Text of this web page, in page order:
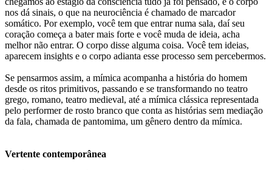
nos dá sinais, o que na neurociência é chamado de marcador
somático. Por exemplo, você tem que entrar numa sala, daí seu
coração começa a bater mais forte e você muda de ideia, acha
melhor não entrar. O corpo disse alguma coisa. Você tem ideias,
aparecem insights e o corpo adianta esse processo sem percebermos.
Se pensarmos assim, a mímica acompanha a história do homem
desde os ritos primitivos, passando e se transformando no teatro
grego, romano, teatro medieval, até a mímica clássica representada
pelo performer de rosto branco que conta as histórias sem mediação
da fala, chamada de pantomima, um gênero dentro da mímica.
Vertente contemporânea